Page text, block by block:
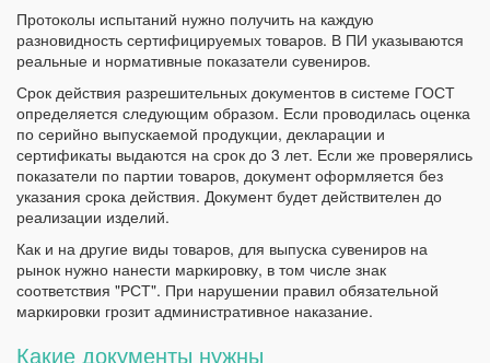
Протоколы испытаний нужно получить на каждую
разновидность сертифицируемых товаров. В ПИ указываются
реальные и нормативные показатели сувениров.
Срок действия разрешительных документов в системе ГОСТ
определяется следующим образом. Если проводилась оценка
по серийно выпускаемой продукции, декларации и
сертификаты выдаются на срок до 3 лет. Если же проверялись
показатели по партии товаров, документ оформляется без
указания срока действия. Документ будет действителен до
реализации изделий.
Как и на другие виды товаров, для выпуска сувениров на
рынок нужно нанести маркировку, в том числе знак
соответствия "РСТ". При нарушении правил обязательной
маркировки грозит административное наказание.
Какие документы нужны